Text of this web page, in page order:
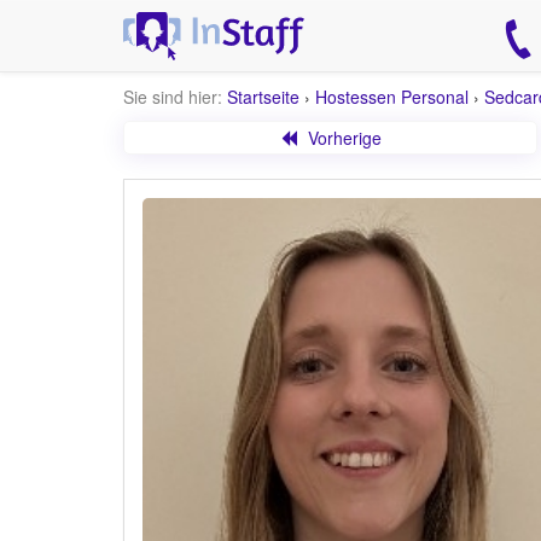
Sie sind hier: Startseite › Hostessen Personal ›
Vorherige